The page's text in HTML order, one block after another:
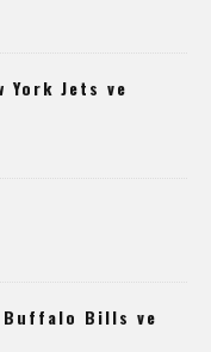
York Jets ve
Buffalo Bills ve